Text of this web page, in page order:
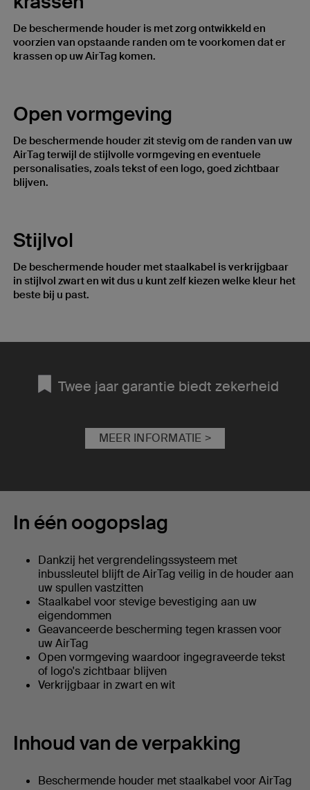
De beschermende houder is met zorg ontwikkeld en
voorzien van opstaande randen om te voorkomen dat er
krassen op uw AirTag komen.
Open vormgeving
De beschermende houder zit stevig om de randen van uw
AirTag terwijl de stijlvolle vormgeving en eventuele
personalisaties, zoals tekst of een logo, goed zichtbaar
blijven.
Stijlvol
De beschermende houder met staalkabel is verkrijgbaar
in stijlvol zwart en wit dus u kunt zelf kiezen welke kleur het
beste bij u past.
Twee jaar garantie biedt zekerheid
MEER INFORMATIE >
In één oogopslag
Dankzij het vergrendelingssysteem met
inbussleutel blijft de AirTag veilig in de houder aan
uw spullen vastzitten
Staalkabel voor stevige bevestiging aan uw
eigendommen
Geavanceerde bescherming tegen krassen voor
uw AirTag
Open vormgeving waardoor ingegraveerde tekst
of logo's zichtbaar blijven
Verkrijgbaar in zwart en wit
Inhoud van de verpakking
Beschermende houder met staalkabel voor AirTag